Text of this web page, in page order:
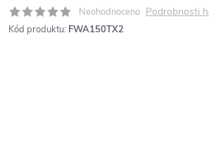
Neohodnoceno Podrobnosti
Kód produktu: FWA150TX2